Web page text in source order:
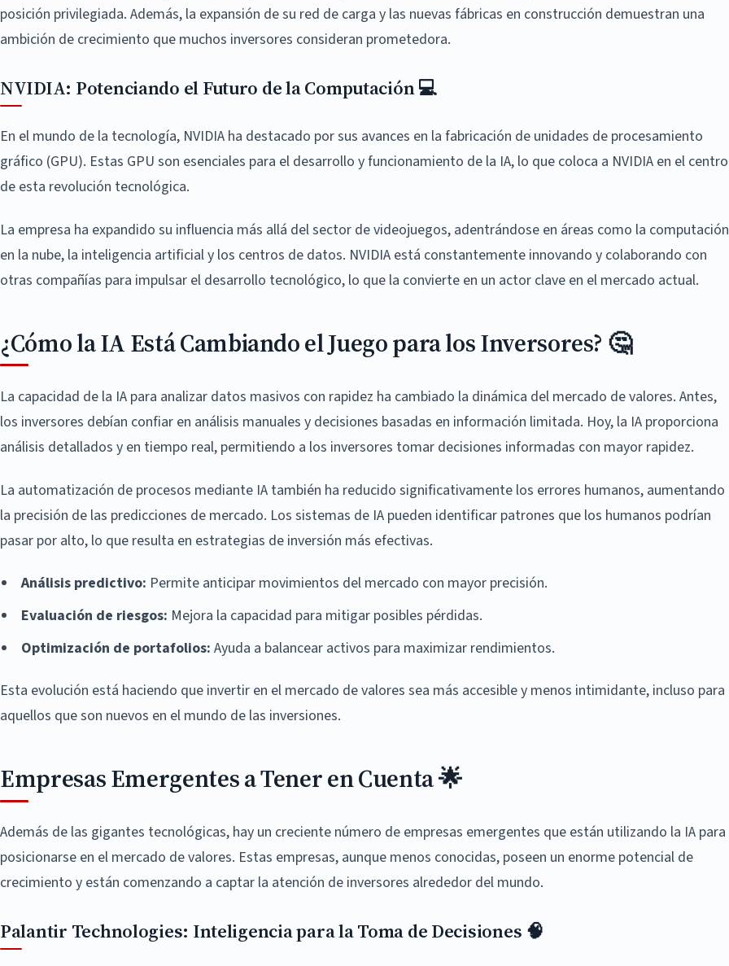
posición privilegiada. Además, la expansión de su red de carga y las nuevas fábricas en construcción demuestran una
ambición de crecimiento que muchos inversores consideran prometedora.
NVIDIA: Potenciando el Futuro de la Computación 💻
En el mundo de la tecnología, NVIDIA ha destacado por sus avances en la fabricación de unidades de procesamiento
gráfico (GPU). Estas GPU son esenciales para el desarrollo y funcionamiento de la IA, lo que coloca a NVIDIA en el centro
de esta revolución tecnológica.
La empresa ha expandido su influencia más allá del sector de videojuegos, adentrándose en áreas como la computación
en la nube, la inteligencia artificial y los centros de datos. NVIDIA está constantemente innovando y colaborando con
otras compañías para impulsar el desarrollo tecnológico, lo que la convierte en un actor clave en el mercado actual.
¿Cómo la IA Está Cambiando el Juego para los Inversores? 🤔
La capacidad de la IA para analizar datos masivos con rapidez ha cambiado la dinámica del mercado de valores. Antes,
los inversores debían confiar en análisis manuales y decisiones basadas en información limitada. Hoy, la IA proporciona
análisis detallados y en tiempo real, permitiendo a los inversores tomar decisiones informadas con mayor rapidez.
La automatización de procesos mediante IA también ha reducido significativamente los errores humanos, aumentando
la precisión de las predicciones de mercado. Los sistemas de IA pueden identificar patrones que los humanos podrían
pasar por alto, lo que resulta en estrategias de inversión más efectivas.
Análisis predictivo: Permite anticipar movimientos del mercado con mayor precisión.
Evaluación de riesgos: Mejora la capacidad para mitigar posibles pérdidas.
Optimización de portafolios: Ayuda a balancear activos para maximizar rendimientos.
Esta evolución está haciendo que invertir en el mercado de valores sea más accesible y menos intimidante, incluso para
aquellos que son nuevos en el mundo de las inversiones.
Empresas Emergentes a Tener en Cuenta 🌟
Además de las gigantes tecnológicas, hay un creciente número de empresas emergentes que están utilizando la IA para
posicionarse en el mercado de valores. Estas empresas, aunque menos conocidas, poseen un enorme potencial de
crecimiento y están comenzando a captar la atención de inversores alrededor del mundo.
Palantir Technologies: Inteligencia para la Toma de Decisiones 🧠